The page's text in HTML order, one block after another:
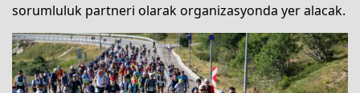
sorumluluk partneri olarak organizasyonda yer alacak.